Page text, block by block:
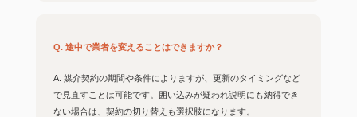
Q. 途中で業者を変えることはできますか？
A. 媒介契約の期間や条件によりますが、更新のタイミングなど
で見直すことは可能です。囲い込みが疑われ説明にも納得でき
ない場合は、契約の切り替えも選択肢になります。